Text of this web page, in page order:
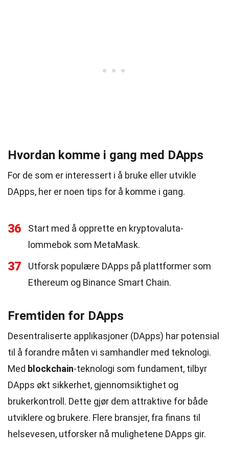
Hvordan komme i gang med DApps
For de som er interessert i å bruke eller utvikle
DApps, her er noen tips for å komme i gang.
36
Start med å opprette en kryptovaluta-
lommebok som MetaMask.
37
Utforsk populære DApps på plattformer som
Ethereum og Binance Smart Chain.
Fremtiden for DApps
Desentraliserte applikasjoner (DApps) har potensial
til å forandre måten vi samhandler med teknologi.
Med blockchain-teknologi som fundament, tilbyr
DApps økt sikkerhet, gjennomsiktighet og
brukerkontroll. Dette gjør dem attraktive for både
utviklere og brukere. Flere bransjer, fra finans til
helsevesen, utforsker nå mulighetene DApps gir.